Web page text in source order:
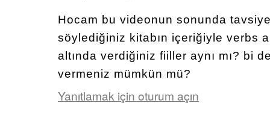
Hocam bu videonun sonunda
söylediğiniz kitabın içeriğiyle verbs
altında verdiğiniz fiiller aynı mı? bi
vermeniz mümkün mü?
Yanıtlamak için oturum açın